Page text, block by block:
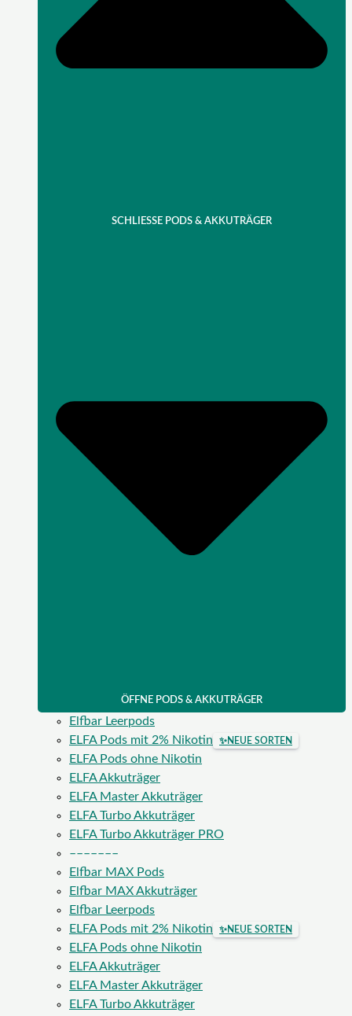
SCHLIESSE PODS & AKKUTRÄGER
ÖFFNE PODS & AKKUTRÄGER
Elfbar Leerpods
ELFA Pods mit 2% Nikotin
✨NEUE SORTEN
ELFA Pods ohne Nikotin
ELFA Akkuträger
ELFA Master Akkuträger
ELFA Turbo Akkuträger
ELFA Turbo Akkuträger PRO
–––––––
Elfbar MAX Pods
Elfbar MAX Akkuträger
Elfbar Leerpods
ELFA Pods mit 2% Nikotin
✨NEUE SORTEN
ELFA Pods ohne Nikotin
ELFA Akkuträger
ELFA Master Akkuträger
ELFA Turbo Akkuträger